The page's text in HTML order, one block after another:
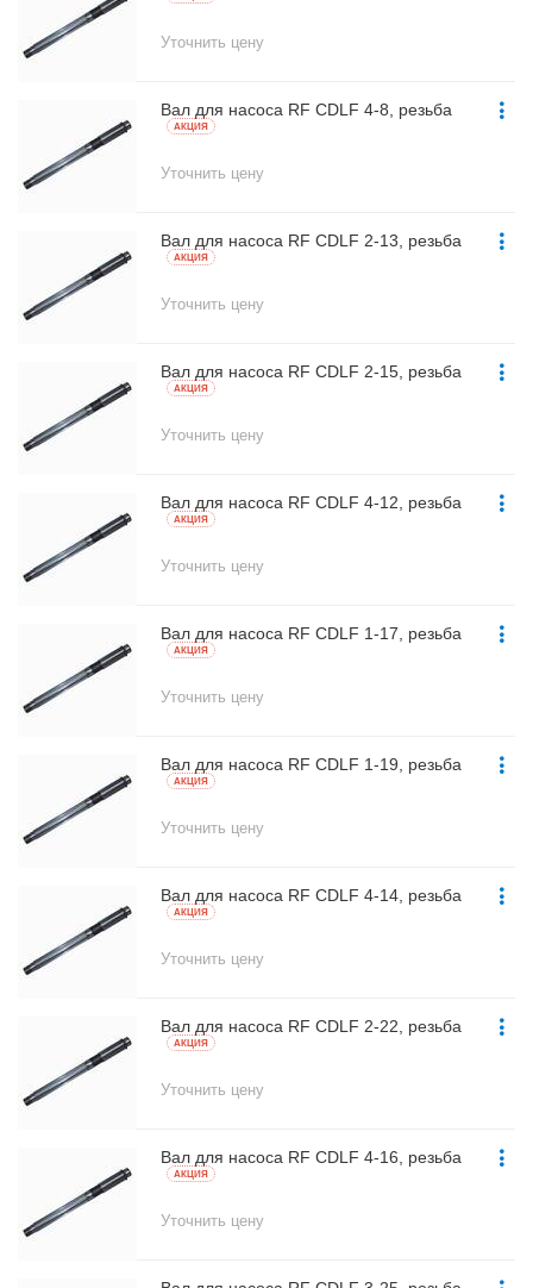
Уточнить цену
Вал для насоса RF CDLF 4-8, резьба
AКЦИЯ
Уточнить цену
Вал для насоса RF CDLF 2-13, резьба
AКЦИЯ
Уточнить цену
Вал для насоса RF CDLF 2-15, резьба
AКЦИЯ
Уточнить цену
Вал для насоса RF CDLF 4-12, резьба
AКЦИЯ
Уточнить цену
Вал для насоса RF CDLF 1-17, резьба
AКЦИЯ
Уточнить цену
Вал для насоса RF CDLF 1-19, резьба
AКЦИЯ
Уточнить цену
Вал для насоса RF CDLF 4-14, резьба
AКЦИЯ
Уточнить цену
Вал для насоса RF CDLF 2-22, резьба
AКЦИЯ
Уточнить цену
Вал для насоса RF CDLF 4-16, резьба
AКЦИЯ
Уточнить цену